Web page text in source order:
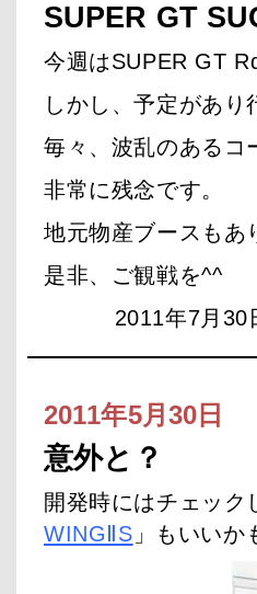
SUPER GT
今週はSUPER GT
しかし、予定があ
毎々、波乱のあるコ
非常に残念です。
地元物産ブースもあ
是非、ご観戦を^^
2011年7月30
2011年5月30日
意外と？
開発時にはチェッ
WINGⅡS 」もいいか